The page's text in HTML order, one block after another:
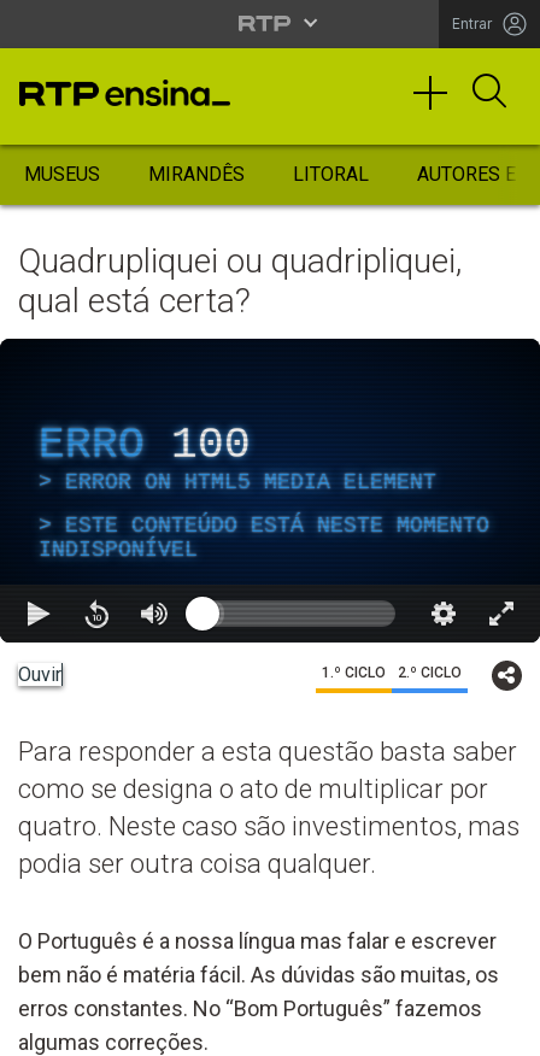
Entrar
MUSEUS MIRANDÊS LITORAL AUTORES
Quadrupliquei ou quadripliquei,
qual está certa?
ERRO 100
ERROR ON HTML5 MEDIA ELEMENT
ESTE CONTEÚDO ESTÁ NESTE MOMENTO
INDISPONÍVEL
Ouvir 1.º CICLO 2.º CICLO
Para responder a esta questão basta saber
como se designa o ato de multiplicar por
quatro. Neste caso são investimentos, mas
podia ser outra coisa qualquer.
O Português é a nossa língua mas falar e escrever
bem não é matéria fácil. As dúvidas são muitas, os
erros constantes. No “Bom Português” fazemos
algumas correções.